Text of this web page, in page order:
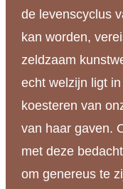
de levenscyclus
kan worden,
zeldzaam
echt welzijn ligt
koesteren van
van haar gaven.
met deze
om genereus te